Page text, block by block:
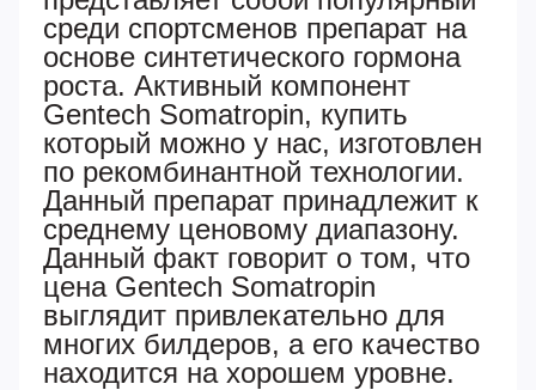
среди спортсменов препарат на
основе синтетического гормона
роста. Активный компонент
Gentech Somatropin, купить
который можно у нас, изготовлен
по рекомбинантной технологии.
Данный препарат принадлежит к
среднему ценовому диапазону.
Данный факт говорит о том, что
цена Gentech Somatropin
выглядит привлекательно для
многих билдеров, а его качество
находится на хорошем уровне.